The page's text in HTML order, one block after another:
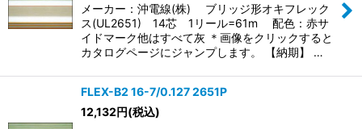
メーカー：沖電線(株) ブリッジ形オキフレック
ス(UL2651) 14芯 1リール=61m 配色：赤サ
イドマーク他はすべて灰 ＊画像をクリックすると
カタログページにジャンプします。 【納期】 …
FLEX-B2 16-7/0.127 2651P
12,132円(税込)